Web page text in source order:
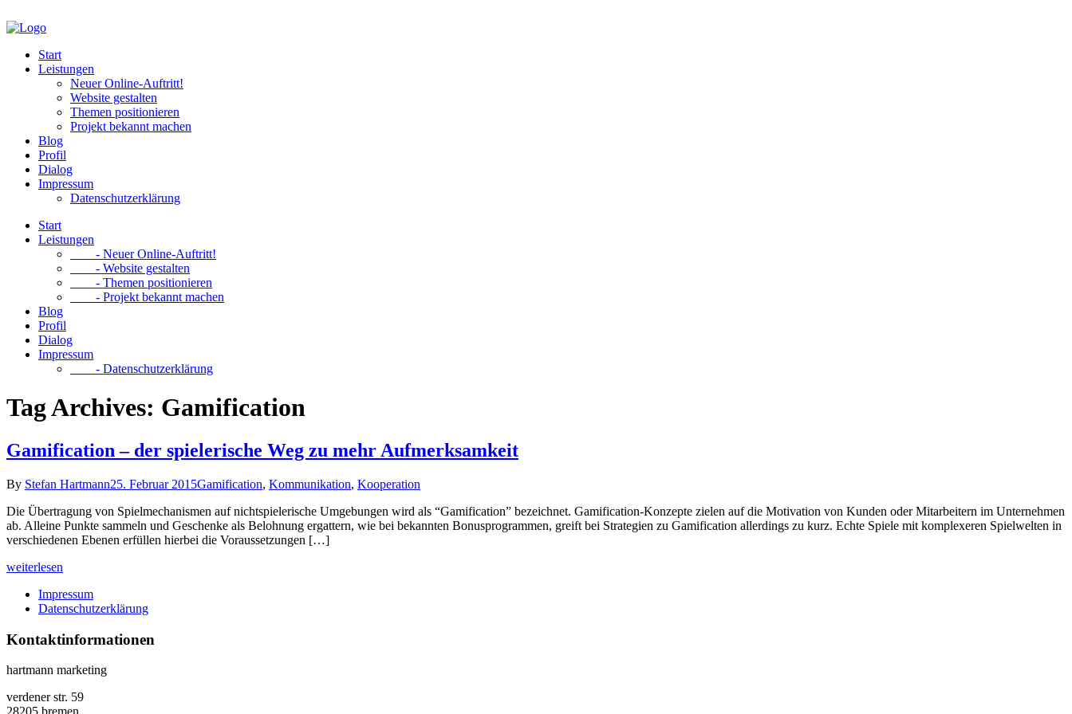
Start
Leistungen
Neuer Online-Auftritt!
Website gestalten
Themen positionieren
Projekt bekannt machen
Blog
Profil
Dialog
Impressum
Datenschutzerklärung
Start
Leistungen
- Neuer Online-Auftritt!
- Website gestalten
- Themen positionieren
- Projekt bekannt machen
Blog
Profil
Dialog
Impressum
- Datenschutzerklärung
Tag Archives: Gamification
Gamification – der spielerische Weg zu mehr Aufmerksamkeit
By Stefan Hartmann25. Februar 2015Gamification, Kommunikation, Kooperation
Die Übertragung von Spielmechanismen auf nichtspielerische Umgebungen wird als “Gamification” bezeichnet. Gamification-Konzepte zielen auf die Motivation von Kunden oder Mitarbeitern im Unternehmen
ab. Alleine Punkte sammeln und Geschenke als Belohnung ergattern, wie bei bekannten Bonusprogrammen, greift bei Strategien zu Gamification allerdings zu kurz. Echte Spiele mit komplexeren Spielwelten in
verschiedenen Ebenen erfüllen hierbei die Voraussetzungen […]
weiterlesen
Impressum
Datenschutzerklärung
Kontaktinformationen
hartmann marketing
verdener str. 59